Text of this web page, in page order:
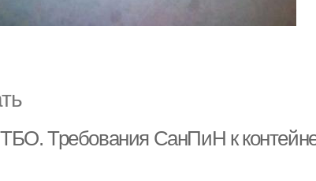
Требования СанПиН к